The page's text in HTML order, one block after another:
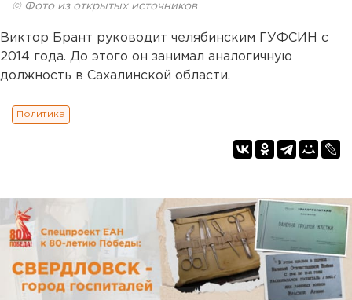
© Фото из открытых источников
Виктор Брант руководит челябинским ГУФСИН с
2014 года. До этого он занимал аналогичную
должность в Сахалинской области.
Политика